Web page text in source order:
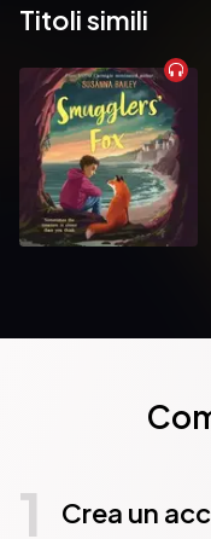
Pubblicato da:  Sheba
Titoli simili
1 Crea un